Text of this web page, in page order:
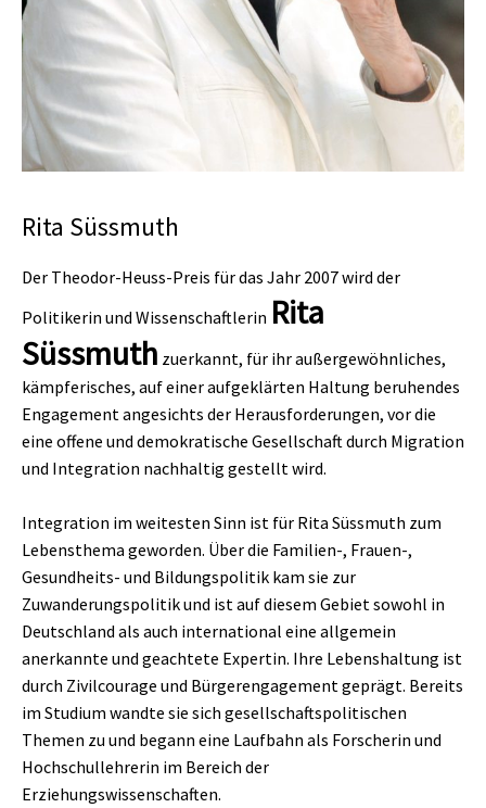
Rita Süssmuth
Der Theodor-Heuss-Preis für das Jahr 2007 wird der
Politikerin und Wissenschaftlerin Rita
Süssmuth zuerkannt, für ihr außergewöhnliches,
kämpferisches, auf einer aufgeklärten Haltung beruhendes
Engagement angesichts der Herausforderungen, vor die
eine offene und demokratische Gesellschaft durch Migration
und Integration nachhaltig gestellt wird.
Integration im weitesten Sinn ist für Rita Süssmuth zum
Lebensthema geworden. Über die Familien-, Frauen-,
Gesundheits- und Bildungspolitik kam sie zur
Zuwanderungspolitik und ist auf diesem Gebiet sowohl in
Deutschland als auch international eine allgemein
anerkannte und geachtete Expertin. Ihre Lebenshaltung ist
durch Zivilcourage und Bürgerengagement geprägt. Bereits
im Studium wandte sie sich gesellschaftspolitischen
Themen zu und begann eine Laufbahn als Forscherin und
Hochschullehrerin im Bereich der
Erziehungswissenschaften.